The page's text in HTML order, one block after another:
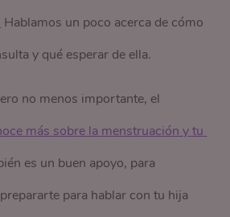
Hablamos un poco acerca de cómo
y qué esperar de ella.
no menos importante, el
más sobre la menstruación y tu
es un buen apoyo, para
para hablar con tu hija